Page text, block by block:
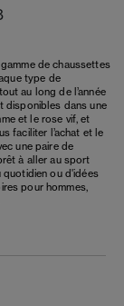
de chaussettes
type de
au long de l’année
disponibles dans une
et le rose vif, et
faciliter l’achat et le
une paire de
à aller au sport
quotidien ou d'idées
pour hommes,